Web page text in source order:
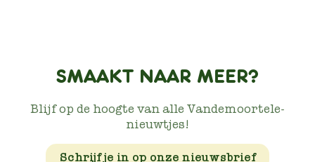
SMAAKT NAAR MEER?
Blijf op de hoogte van alle Vandemoortele-
nieuwtjes!
Schrijf je in op onze nieuwsbrief